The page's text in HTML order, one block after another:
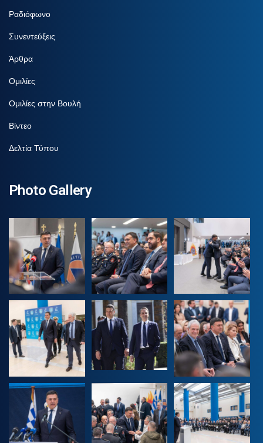
Ραδιόφωνο
Συνεντεύξεις
Άρθρα
Ομιλίες
Ομιλίες στην Βουλή
Βίντεο
Δελτία Τύπου
Photo Gallery